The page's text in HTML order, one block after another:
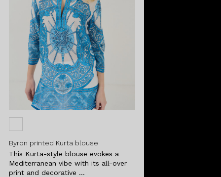
Byron printed Kurta blouse
This Kurta-style blouse evokes a
Mediterranean vibe with its all-over
print and decorative ...